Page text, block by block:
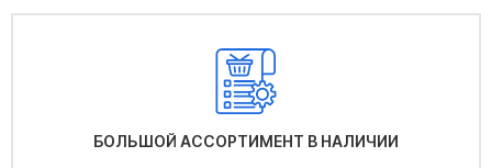
БОЛЬШОЙ АССОРТИМЕНТ В НАЛИЧИИ